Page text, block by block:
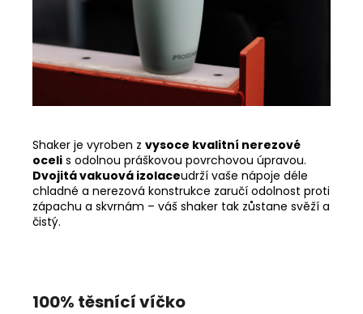
Shaker je vyroben z vysoce kvalitní nerezové
oceli s odolnou práškovou povrchovou úpravou.
Dvojitá vakuová izolaceudrží vaše nápoje déle
chladné a nerezová konstrukce zaručí odolnost proti
zápachu a skvrnám – váš shaker tak zůstane svěží a
čistý.
100% těsnící víčko